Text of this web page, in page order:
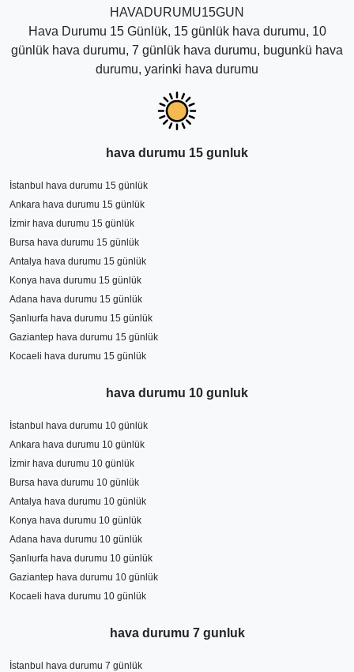
HAVADURUMU15GUN
Hava Durumu 15 Günlük, 15 günlük hava durumu, 10
günlük hava durumu, 7 günlük hava durumu, bugunkü hava
durumu, yarinki hava durumu
hava durumu 15 gunluk
İstanbul hava durumu 15 günlük
Ankara hava durumu 15 günlük
İzmir hava durumu 15 günlük
Bursa hava durumu 15 günlük
Antalya hava durumu 15 günlük
Konya hava durumu 15 günlük
Adana hava durumu 15 günlük
Şanlıurfa hava durumu 15 günlük
Gaziantep hava durumu 15 günlük
Kocaeli hava durumu 15 günlük
hava durumu 10 gunluk
İstanbul hava durumu 10 günlük
Ankara hava durumu 10 günlük
İzmir hava durumu 10 günlük
Bursa hava durumu 10 günlük
Antalya hava durumu 10 günlük
Konya hava durumu 10 günlük
Adana hava durumu 10 günlük
Şanlıurfa hava durumu 10 günlük
Gaziantep hava durumu 10 günlük
Kocaeli hava durumu 10 günlük
hava durumu 7 gunluk
İstanbul hava durumu 7 günlük